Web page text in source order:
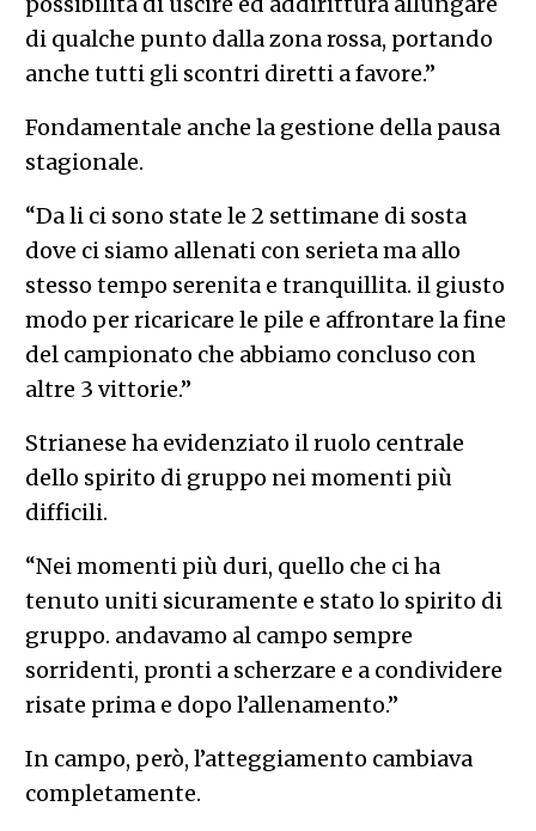
di qualche punto dalla zona rossa, portando
anche tutti gli scontri diretti a favore.”
Fondamentale anche la gestione della pausa
stagionale.
“Da li ci sono state le 2 settimane di sosta
dove ci siamo allenati con serieta ma allo
stesso tempo serenita e tranquillita. il giusto
modo per ricaricare le pile e affrontare la fine
del campionato che abbiamo concluso con
altre 3 vittorie.”
Strianese ha evidenziato il ruolo centrale
dello spirito di gruppo nei momenti più
difficili.
“Nei momenti più duri, quello che ci ha
tenuto uniti sicuramente e stato lo spirito di
gruppo. andavamo al campo sempre
sorridenti, pronti a scherzare e a condividere
risate prima e dopo l’allenamento.”
In campo, però, l’atteggiamento cambiava
completamente.